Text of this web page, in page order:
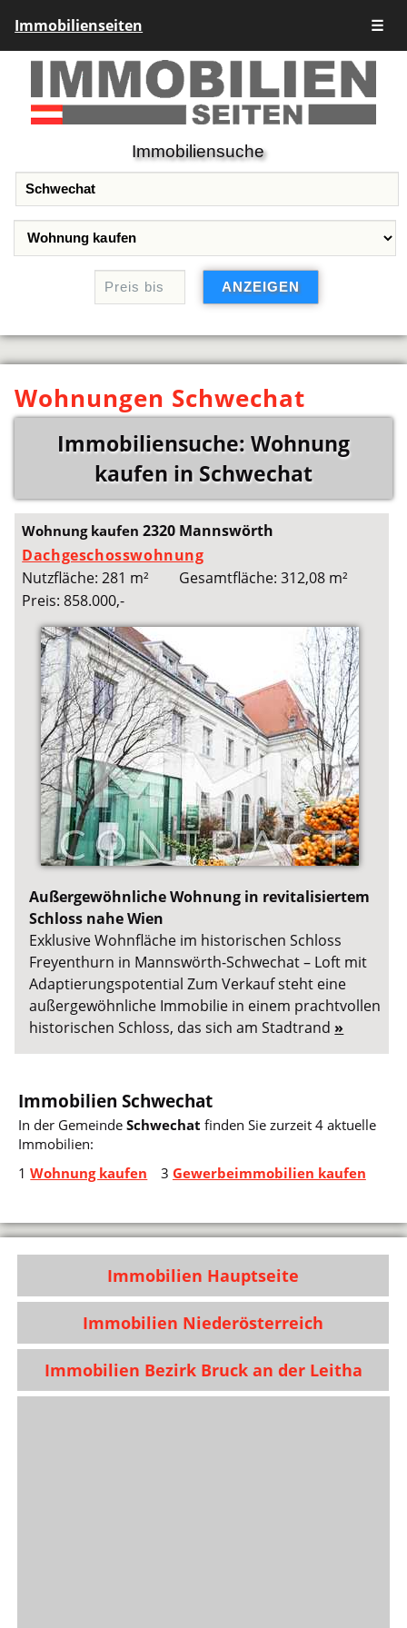
Immobilienseiten ☰
Immobiliensuche
Wohnungen Schwechat
Immobiliensuche: Wohnung
kaufen in Schwechat
Wohnung kaufen2320 Mannswörth
Dachgeschosswohnung
Nutzfläche: 281 m²
Gesamtfläche: 312,08 m²
Preis: 858.000,-
Außergewöhnliche Wohnung in revitalisiertem
Schloss nahe Wien
Exklusive Wohnfläche im historischen Schloss
Freyenthurn in Mannswörth-Schwechat – Loft mit
Adaptierungspotential Zum Verkauf steht eine
außergewöhnliche Immobilie in einem prachtvollen
historischen Schloss, das sich am Stadtrand »
Immobilien Schwechat
In der GemeindeSchwechat finden Sie zurzeit 4 aktuelle
Immobilien:
1Wohnung kaufen 3 Gewerbeimmobilien kaufen
Immobilien Hauptseite
Immobilien Niederösterreich
Immobilien Bezirk Bruck an der Leitha